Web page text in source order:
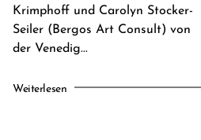
Krimphoff und Carolyn Stocker-
Seiler (Bergos Art Consult) von
der Venedig...
Weiterlesen